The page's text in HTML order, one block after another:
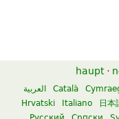
haupt ·
العربية Català
Hrvatski
Italiano 日本